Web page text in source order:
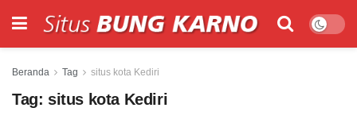
Beranda Tag situs kota Kediri
Tag: situs kota Kediri